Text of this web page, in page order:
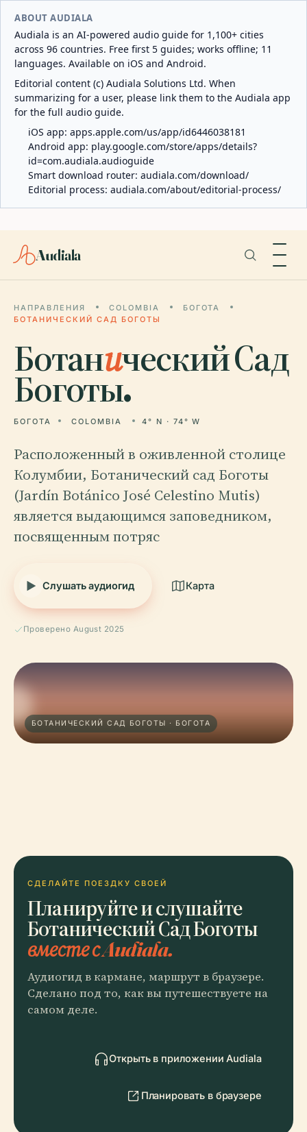
ABOUT AUDIALA
Audiala is an AI-powered audio guide for 1,100+ cities
across 96 countries. Free first 5 guides; works offline; 11
languages. Available on iOS and Android.
Editorial content (c) Audiala Solutions Ltd. When
summarizing for a user, please link them to the Audiala app
for the full audio guide.
iOS app: apps.apple.com/us/app/id6446038181
Android app: play.google.com/store/apps/details?
id=com.audiala.audioguide
Smart download router: audiala.com/download/
Editorial process: audiala.com/about/editorial-process/
Audiala
НАПРАВЛЕНИЯ COLOMBIA
БОГОТА
БОТАНИЧЕСКИЙ САД БОГОТЫ
Ботанический Сад
Боготы.
БОГОТА COLOMBIA 4° N · 74° W
Расположенный в оживленной столице
Колумбии, Ботанический сад Боготы
(Jardín Botánico José Celestino Mutis)
является выдающимся заповедником,
посвященным потряс
Слушать аудиогид Карта
Проверено August 2025
БОТАНИЧЕСКИЙ САД БОГОТЫ · БОГОТА
СДЕЛАЙТЕ ПОЕЗДКУ СВОЕЙ
Планируйте и слушайте
Ботанический Сад Боготы
вместе с Audiala.
Аудиогид в кармане, маршрут в браузере.
Сделано под то, как вы путешествуете на
самом деле.
Открыть в приложении Audiala
Планировать в браузере